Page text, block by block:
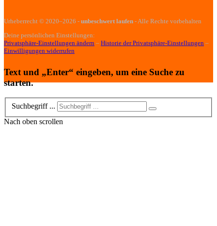
Urheberrecht © 2020–2026 - unbeschwert laufen - Alle Rechte vorbehalten
Deine persönlichen Einstellungen:
Privatsphäre-Einstellungen ändern – Historie der Privatsphäre-Einstellungen –
Einwilligungen widerrufen
Text und „Enter“ eingeben, um eine Suche zu
starten.
Suchbegriff ...
Nach oben scrollen